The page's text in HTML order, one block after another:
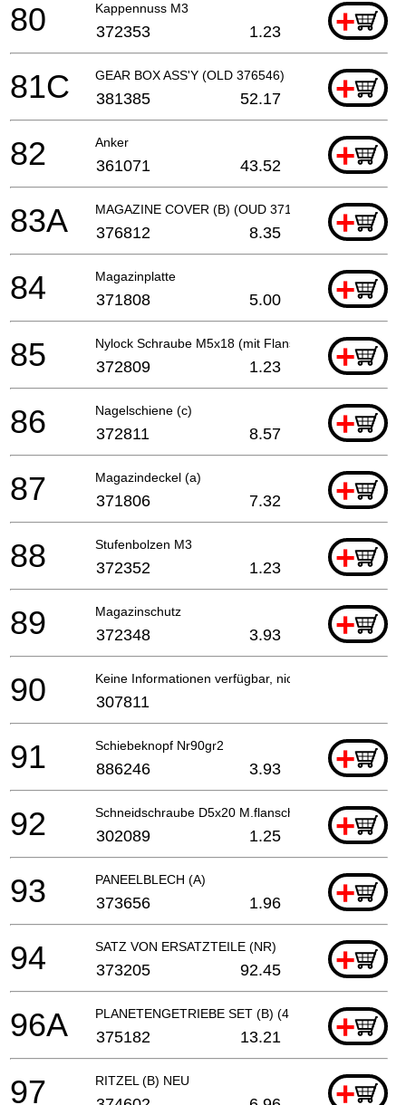
Kappennuss M3 +
80 372353 1.23
GEAR BOX ASS'Y (OLD 376546) +
81C 381385 52.17
Anker +
82 361071 43.52
MAGAZINE COVER (B) (OUD 371807) +
83A 376812 8.35
Magazinplatte +
84 371808 5.00
Nylock Schraube M5x18 (mit Flansch) +
85 372809 1.23
Nagelschiene (c) +
86 372811 8.57
Magazindeckel (a) +
87 371806 7.32
Stufenbolzen M3 +
88 372352 1.23
Magazinschutz +
89 372348 3.93
Keine Informationen verfügbar, nicht bestellbar
90 307811
Schiebeknopf Nr90gr2 +
91 886246 3.93
Schneidschraube D5x20 M.flansch H41mb+
92 302089 1.25
PANEELBLECH (A) +
93 373656 1.96
SATZ VON ERSATZTEILE (NR) +
94 373205 92.45
PLANETENGETRIEBE SET (B) (4 PCS) (ALT 374603)
+
96A 375182 13.21
RITZEL (B) NEU +
97